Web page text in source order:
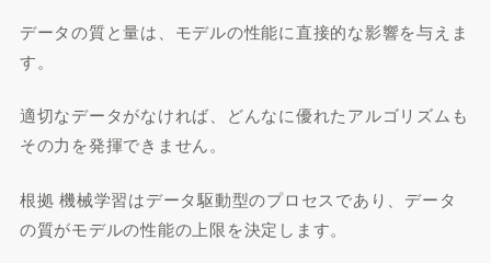
データの質と量は、モデルの性能に直接的な影響を与えま
す。
適切なデータがなければ、どんなに優れたアルゴリズムも
その力を発揮できません。
根拠 機械学習はデータ駆動型のプロセスであり、データ
の質がモデルの性能の上限を決定します。